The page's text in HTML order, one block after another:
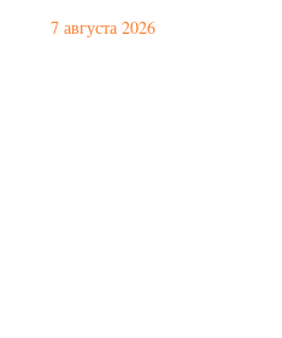
7 августа 2026